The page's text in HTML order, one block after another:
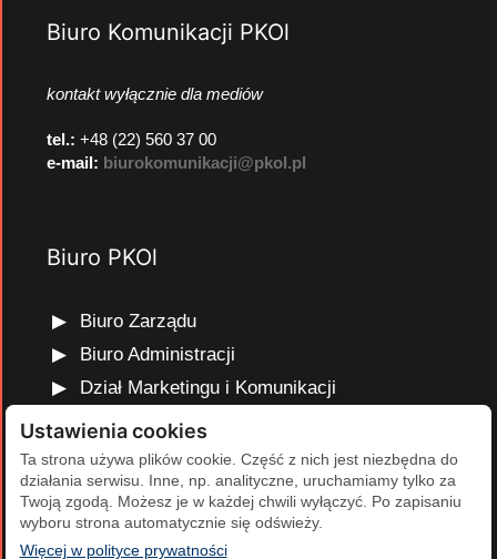
Biuro Komunikacji PKOl
kontakt wyłącznie dla mediów
tel.: +48 (22) 560 37 00
e-mail: biurokomunikacji@pkol.pl
Biuro PKOl
Biuro Zarządu
Biuro Administracji
Dział Marketingu i Komunikacji
Dział Edukacji Olimpijskiej
Dział Finansów i Kadr
Dział Projektów Olimpijskich
Dział Programów Rozwojowych
Ustawienia cookies
Ta strona używa plików cookie. Część z nich jest niezbędna do
działania serwisu. Inne, np. analityczne, uruchamiamy tylko za
Twoją zgodą. Możesz je w każdej chwili wyłączyć. Po zapisaniu
wyboru strona automatycznie się odświeży.
Więcej w polityce prywatności(otwiera się w nowej karcie)